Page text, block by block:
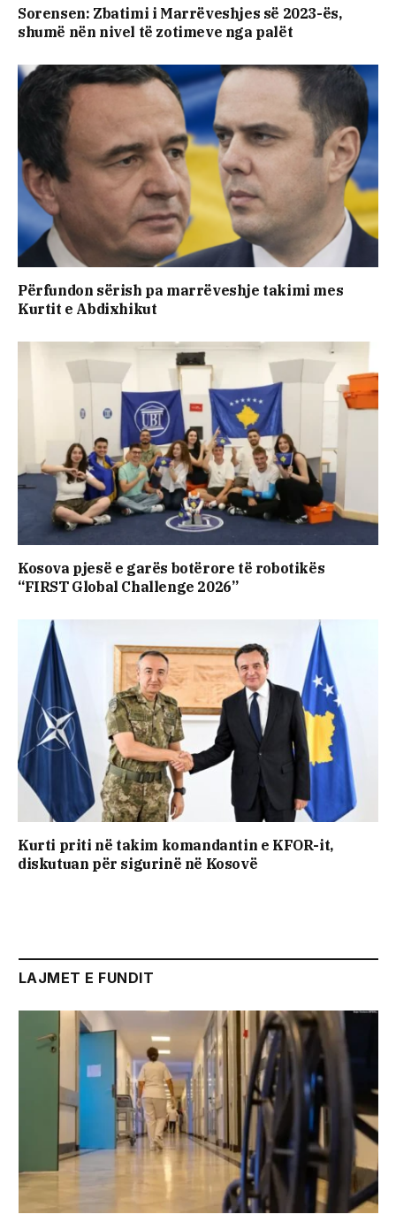
Sorensen: Zbatimi i Marrëveshjes së 2023-ës,
shumë nën nivel të zotimeve nga palët
Përfundon sërish pa marrëveshje takimi mes
Kurtit e Abdixhikut
Kosova pjesë e garës botërore të robotikës
“FIRST Global Challenge 2026”
Kurti priti në takim komandantin e KFOR-it,
diskutuan për sigurinë në Kosovë
LAJMET E FUNDIT